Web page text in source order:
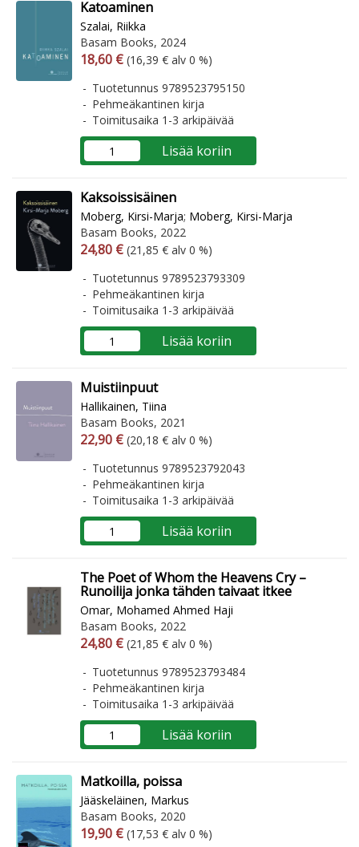
Katoaminen
Szalai, Riikka
Basam Books, 2024
Arvonlisäverollinen hinta
18,60 € Arvonlisäveroton hinta
(16,39 € alv 0 %)
Tuotetunnus 9789523795150
Pehmeäkantinen kirja
Toimitusaika 1-3 arkipäivää
Lisää koriin
Kaksoissisäinen
Moberg, Kirsi-Marja; Moberg, Kirsi-Marja
Basam Books, 2022
Arvonlisäverollinen hinta
24,80 € Arvonlisäveroton hinta
(21,85 € alv 0 %)
Tuotetunnus 9789523793309
Pehmeäkantinen kirja
Toimitusaika 1-3 arkipäivää
Lisää koriin
Muistiinpuut
Hallikainen, Tiina
Basam Books, 2021
Arvonlisäverollinen hinta
22,90 € Arvonlisäveroton hinta
(20,18 € alv 0 %)
Tuotetunnus 9789523792043
Pehmeäkantinen kirja
Toimitusaika 1-3 arkipäivää
Lisää koriin
The Poet of Whom the Heavens Cry –
Runoilija jonka tähden taivaat itkee
Omar, Mohamed Ahmed Haji
Basam Books, 2022
Arvonlisäverollinen hinta
24,80 € Arvonlisäveroton hinta
(21,85 € alv 0 %)
Tuotetunnus 9789523793484
Pehmeäkantinen kirja
Toimitusaika 1-3 arkipäivää
Lisää koriin
Matkoilla, poissa
Jääskeläinen, Markus
Basam Books, 2020
Arvonlisäverollinen hinta
19,90 € Arvonlisäveroton hinta
(17,53 € alv 0 %)